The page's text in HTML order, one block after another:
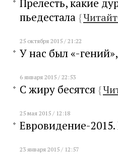
Прелесть, какие
пьедестала {
25 октября 2015 / 21:22
У нас был «-
6 января 2015 / 22:53
С жиру бесятся {
25 мая 2015 / 12:18
Евровидение-
23 января 2015 / 12:57